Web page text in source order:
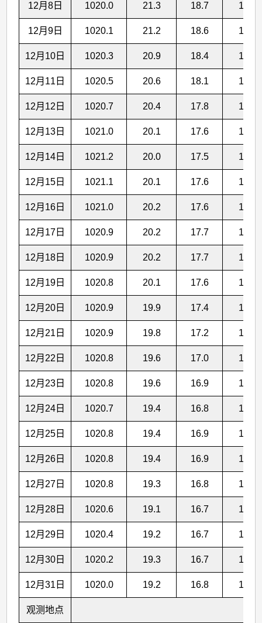
12月8日 1020.0 21.3 18.7 16.6
12月9日 1020.1 21.2 18.6 16.5
12月10日 1020.3 20.9 18.4 16.3
12月11日 1020.5 20.6 18.1 16.0
12月12日 1020.7 20.4 17.8 15.7
12月13日 1021.0 20.1 17.6 15.5
12月14日 1021.2 20.0 17.5 15.4
12月15日 1021.1 20.1 17.6 15.5
12月16日 1021.0 20.2 17.6 15.5
12月17日 1020.9 20.2 17.7 15.6
12月18日 1020.9 20.2 17.7 15.6
12月19日 1020.8 20.1 17.6 15.5
12月20日 1020.9 19.9 17.4 15.3
12月21日 1020.9 19.8 17.2 15.0
12月22日 1020.8 19.6 17.0 14.8
12月23日 1020.8 19.6 16.9 14.7
12月24日 1020.7 19.4 16.8 14.6
12月25日 1020.8 19.4 16.9 14.6
12月26日 1020.8 19.4 16.9 14.7
12月27日 1020.8 19.3 16.8 14.7
12月28日 1020.6 19.1 16.7 14.6
12月29日 1020.4 19.2 16.7 14.7
12月30日 1020.2 19.3 16.7 14.7
12月31日 1020.0 19.2 16.8 14.8
观测地点